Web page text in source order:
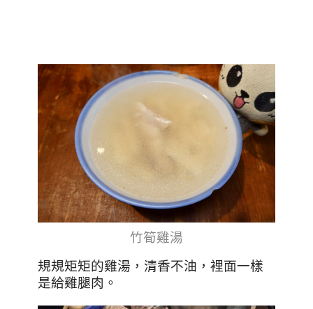
竹筍雞湯
規規矩矩的雞湯，清香不油，裡面一樣
是給雞腿肉。